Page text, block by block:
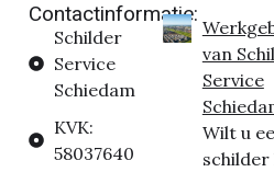
Contactinformatie:
Schilder
Service
Schiedam
KVK:
58037640
van
Service
Wilt u
schilder